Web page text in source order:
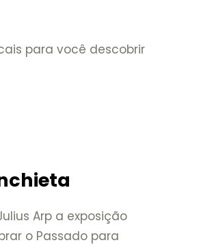
para você descobrir
Arp a exposição
o Passado para